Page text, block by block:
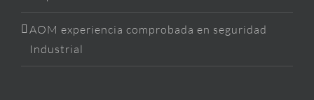
AOM experiencia comprobada en seguridad
Industrial